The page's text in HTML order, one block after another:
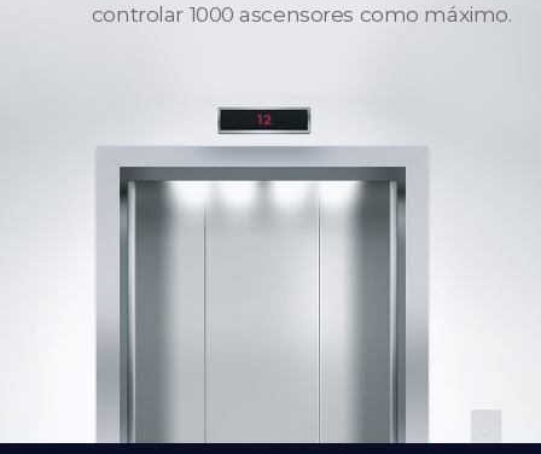
controlar 1000 ascensores como máximo.